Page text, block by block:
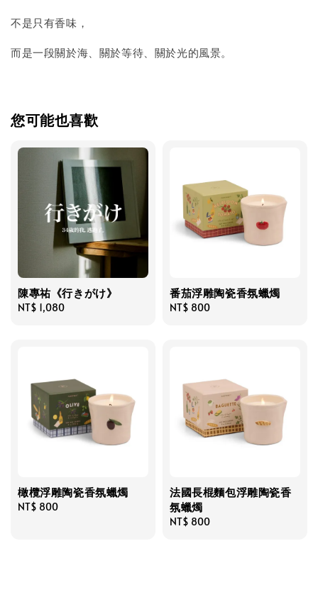
不是只有香味，
而是一段關於海、關於等待、關於光的風景。
您可能也喜歡
陳專祐《行きがけ》
Regular
NT$ 1,080
番茄浮雕陶瓷香氛蠟燭
Regular
NT$ 800
橄欖浮雕陶瓷香氛蠟燭
Regular
NT$ 800
法國長棍麵包浮雕陶瓷香
氛蠟燭
Regular
NT$ 800